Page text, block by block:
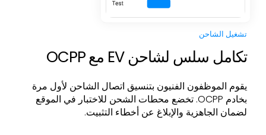
تشغيل الشاحن
تكامل سلس لشاحن EV مع OCPP
يقوم الموظفون الفنيون بتنسيق اتصال الشاحن لأول مرة
بخادم OCPP. تخضع محطات الشحن للاختبار في الموقع
لضمان الجاهزية والإبلاغ عن أخطاء التثبيت.